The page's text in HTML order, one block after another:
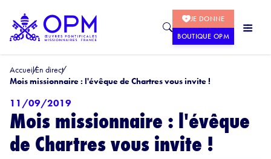
JE DONNE
BOUTIQUE OPM
AccueilEn direct
Mois missionnaire : l'évêque de Chartres vous invite !
11/09/2019
Mois missionnaire : l'évêque
de Chartres vous invite !